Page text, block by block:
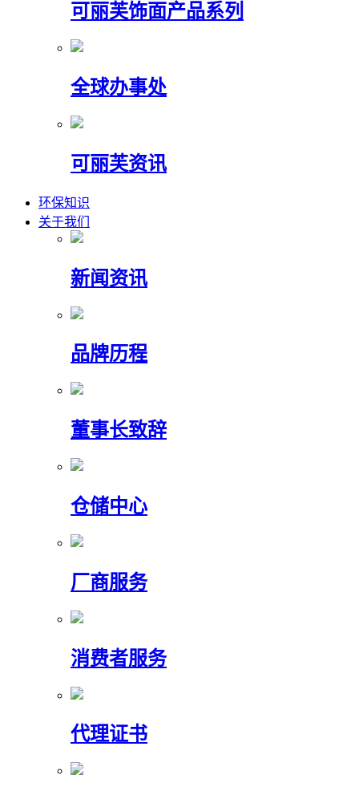
可丽芙饰面产品系列
全球办事处
可丽芙资讯
环保知识
关于我们
新闻资讯
品牌历程
董事长致辞
仓储中心
厂商服务
消费者服务
代理证书